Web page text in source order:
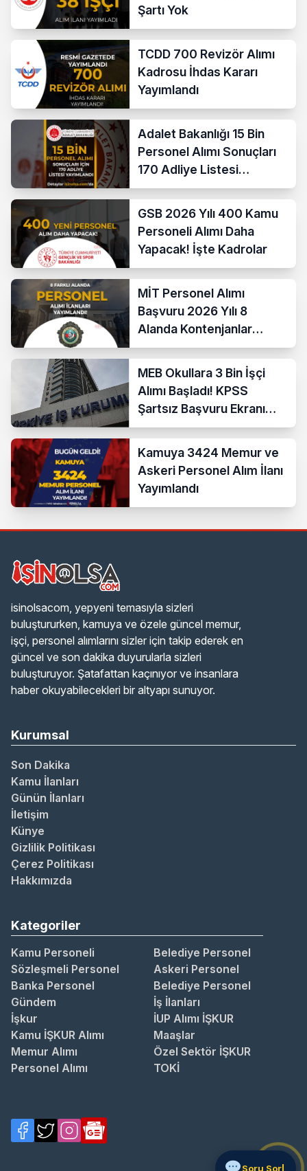
Şartı Yok
TCDD 700 Revizör Alımı
Kadrosu İhdas Kararı
Yayımlandı
Adalet Bakanlığı 15 Bin
Personel Alımı Sonuçları
170 Adliye Listesi
Açıklandı
GSB 2026 Yılı 400 Kamu
Personeli Alımı Daha
Yapacak! İşte Kadrolar
MİT Personel Alımı
Başvuru 2026 Yılı 8
Alanda Kontenjanlar
Nedir?
MEB Okullara 3 Bin İşçi
Alımı Başladı! KPSS
Şartsız Başvuru Ekranı
Açıldı
Kamuya 3424 Memur ve
Askeri Personel Alım İlanı
Yayımlandı
isinolsacom, yepyeni temasıyla sizleri
buluştururken, kamuya ve özele güncel memur,
işçi, personel alımlarını sizler için takip ederek en
güncel ve son dakika duyurularla sizleri
buluşturuyor. Şatafattan kaçınıyor ve insanlara
haber okuyabilecekleri bir altyapı sunuyor.
Kurumsal
Son Dakika
Kamu İlanları
Günün İlanları
İletişim
Künye
Gizlilik Politikası
Çerez Politikası
Hakkımızda
Kategoriler
Kamu Personeli
Belediye Personel
Sözleşmeli Personel
Askeri Personel
Banka Personel
Belediye Personel
Gündem
İş İlanları
İşkur
İUP Alımı İŞKUR
Kamu İŞKUR Alımı
Maaşlar
Memur Alımı
Özel Sektör İŞKUR
Personel Alımı
TOKİ